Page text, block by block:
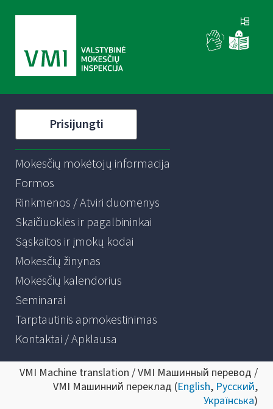
Prisijungti
Mokesčių mokėtojų informacija
Formos
Rinkmenos / Atviri duomenys
Skaičiuoklės ir pagalbininkai
Sąskaitos ir įmokų kodai
Mokesčių žinynas
Mokesčių kalendorius
Seminarai
Tarptautinis apmokestinimas
Kontaktai / Apklausa
VMI Machine translation / VMI Машинный перевод /
VMI Машинний переклад (English, Русский,
Українська)